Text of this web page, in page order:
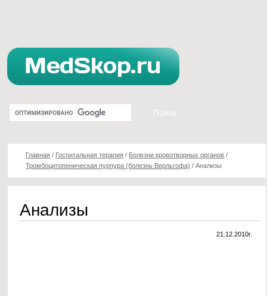
Главная / Госпитальная терапия / Болезни кровотворных органов /
Тромбоцитопеническая пурпура (болезнь Верльгофа) /Анализы
Анализы
21.12.2010г.